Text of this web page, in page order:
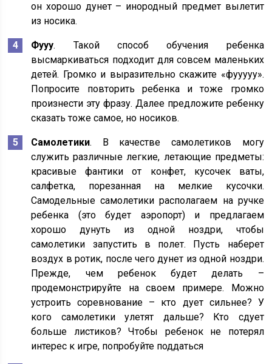
он хорошо дунет – инородный предмет вылетит
из носика.
Фууу. Такой способ обучения ребенка
высмаркиваться подходит для совсем маленьких
детей. Громко и выразительно скажите «фууууу».
Попросите повторить ребенка и тоже громко
произнести эту фразу. Далее предложите ребенку
сказать тоже самое, но носиков.
Самолетики. В качестве самолетиков могу
служить различные легкие, летающие предметы:
красивые фантики от конфет, кусочек ваты,
салфетка, порезанная на мелкие кусочки.
Самодельные самолетики располагаем на ручке
ребенка (это будет аэропорт) и предлагаем
хорошо дунуть из одной ноздри, чтобы
самолетики запустить в полет. Пусть наберет
воздух в ротик, после чего дунет из одной ноздри.
Прежде, чем ребенок будет делать –
продемонстрируйте на своем примере. Можно
устроить соревнование – кто дует сильнее? У
кого самолетики улетят дальше? Кто сдует
больше листиков? Чтобы ребенок не потерял
интерес к игре, попробуйте поддаться